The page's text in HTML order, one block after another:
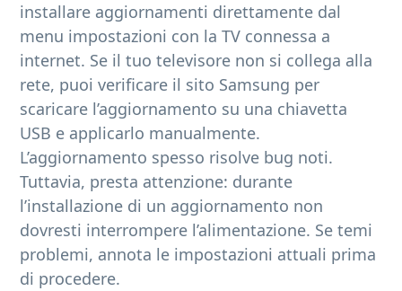
installare aggiornamenti direttamente dal
menu impostazioni con la TV connessa a
internet. Se il tuo televisore non si collega alla
rete, puoi verificare il sito Samsung per
scaricare l’aggiornamento su una chiavetta
USB e applicarlo manualmente.
L’aggiornamento spesso risolve bug noti.
Tuttavia, presta attenzione: durante
l’installazione di un aggiornamento non
dovresti interrompere l’alimentazione. Se temi
problemi, annota le impostazioni attuali prima
di procedere.